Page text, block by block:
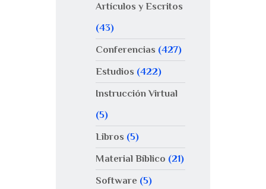
Artículos y Escritos
(43)
Conferencias (427)
Estudios (422)
Instrucción Virtual
(5)
Libros (5)
Material Bíblico (21)
Software(5)